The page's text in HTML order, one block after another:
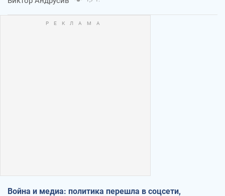
Война и медиа: политика перешла в соцсети,